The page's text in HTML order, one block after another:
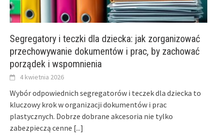
Segregatory i teczki dla dziecka: jak zorganizować
przechowywanie dokumentów i prac, by zachować
porządek i wspomnienia
4 kwietnia 2026
Wybór odpowiednich segregatorów i teczek dla dziecka to
kluczowy krok w organizacji dokumentów i prac
plastycznych. Dobrze dobrane akcesoria nie tylko
zabezpieczą cenne [...]